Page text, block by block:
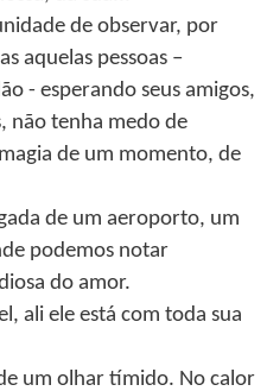
de observar, por
aquelas pessoas –
- esperando seus amigos,
não tenha medo de
de um momento, de
de um aeroporto, um
podemos notar
do amor.
ali ele está com toda sua
um olhar tímido. No calor